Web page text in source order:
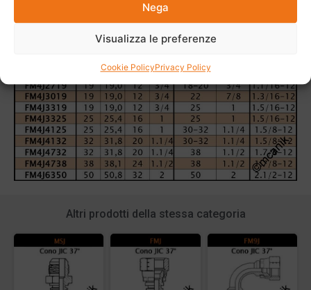
Nega
Visualizza le preferenze
Cookie PolicyPrivacy Policy
Altri prodotti della stessa categoria